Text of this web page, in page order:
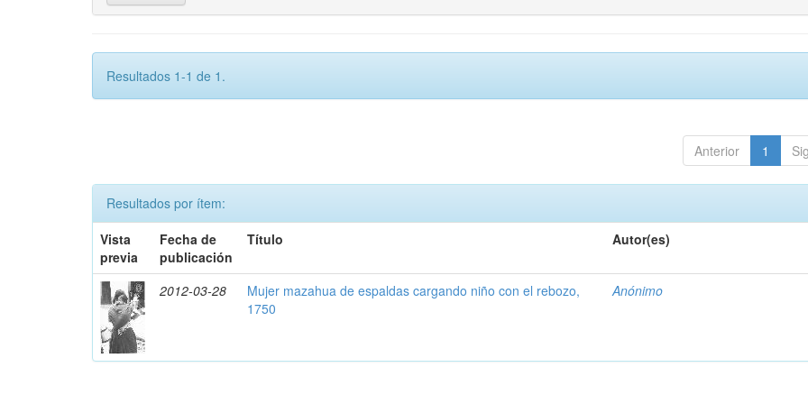
Resultados 1-1 de 1.
Anterior 1
Resultados por ítem:
Vista
previa
Fecha de
publicación
Título Autor(es)
2012-03-28
Mujer mazahua de espaldas cargando niño con el rebozo,
1750
Anónimo